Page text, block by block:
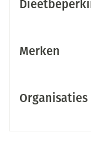
Merken
Organisaties